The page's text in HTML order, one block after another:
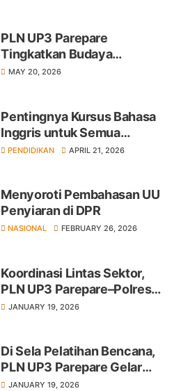
PLN UP3 Parepare
Tingkatkan Budaya
Kepatuhan dan Pencegahan
MAY 20, 2026
Pentingnya Kursus Bahasa
Inggris untuk Semua
Kalangan
PENDIDIKAN APRIL 21, 2026
Menyoroti Pembahasan UU
Penyiaran di DPR
NASIONAL FEBRUARY 26, 2026
Koordinasi Lintas Sektor,
PLN UP3 Parepare–Polres
Perkuat Keamanan
JANUARY 19, 2026
Di Sela Pelatihan Bencana,
PLN UP3 Parepare Gelar
Aksi Sosial Berbagi
JANUARY 19, 2026